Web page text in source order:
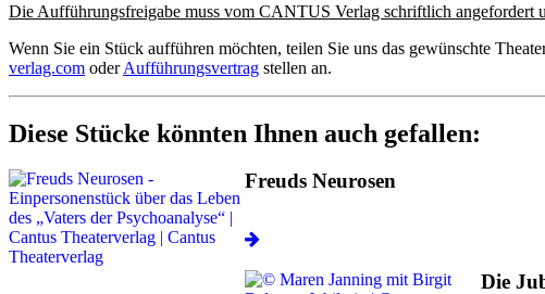
Die Aufführungsfreigabe muss vom CANTUS Verlag schriftlich angefordert
Wenn Sie ein Stück aufführen möchten, teilen Sie uns das gewünschte
verlag.com oderAufführungsvertrag stellen an.
Diese Stücke könnten Ihnen auch gefallen:
Freuds Neurosen
Die